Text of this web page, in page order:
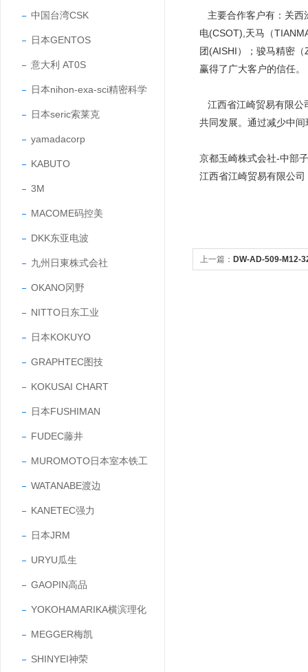
中国台湾CSK
日本GENTOS
意大利 AT0S
日本nihon-exa-sci精密科学
日本seric索莱克
yamadacorp
KABUTO
3M
MACOME码控美
DKK东亚电波
九州日東株式会社
OKANO冈野
NITTO日东工业
日本KOKUYO
GRAPHTEC图技
KOKUSAI CHART
日本FUSHIMAN
FUDEC藤井
MUROMOTO日本室本铁工
WATANABE渡边
KANETEC强力
日本JRM
URYU瓜生
GAOPIN高品
YOKOHAMARIKA横滨理化
MEGGER梅凯
SHINYEI神荣
主要合作客户有：关西
电(CSOT),天马（
团(AISHI）；骏马精密
赢得了广大客户的信任
江西省江崎贸易有限公
共同发展。通过减少中
京都玉崎株式会社-中部
江西省江崎贸易有限公司
上一篇： DW-AD-509-M12-